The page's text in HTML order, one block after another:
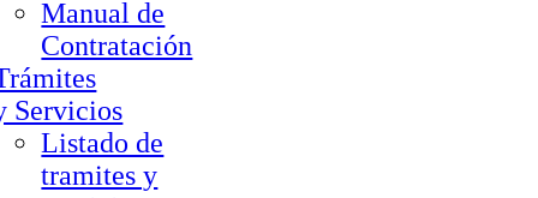
Manual de
Contratación
Servicios
Listado de
tramites y